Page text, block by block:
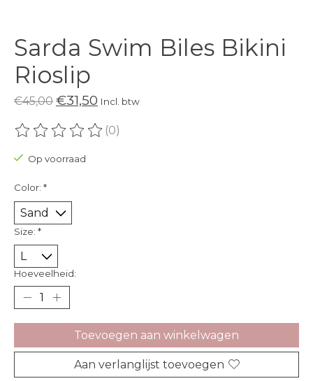
Sarda Swim Biles Bikini
Rioslip
€45,00 €31,50 Incl. btw
De beoordeling van dit product is
(0)
Op voorraad
Color: *
Size: *
Hoeveelheid:
Toevoegen aan winkelwagen
Aan verlanglijst toevoegen